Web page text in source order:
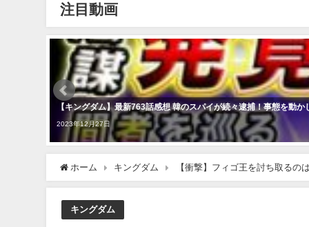
注目動画
【キングダム】最新763話感想 韓のスパイが続々逮捕！事態を動
2023年12月27日
ホーム キングダム 【衝撃】フィゴ王を討ち取るの
キングダム